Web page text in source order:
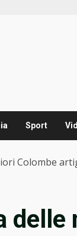
Sport
Colombe
delle